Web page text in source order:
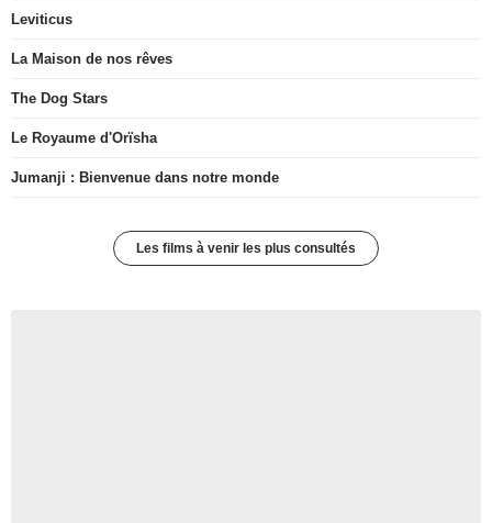
Leviticus
La Maison de nos rêves
The Dog Stars
Le Royaume d'Orïsha
Jumanji : Bienvenue dans notre monde
Les films à venir les plus consultés